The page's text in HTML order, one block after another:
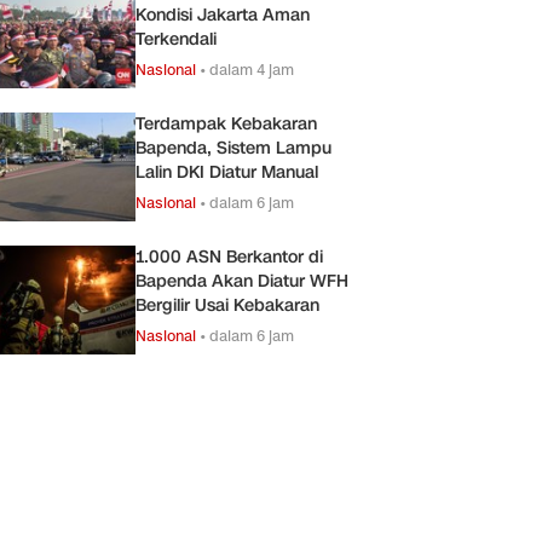
Kondisi Jakarta Aman
Terkendali
Nasional •dalam 4 jam
Terdampak Kebakaran
Bapenda, Sistem Lampu
Lalin DKI Diatur Manual
Nasional •dalam 6 jam
1.000 ASN Berkantor di
Bapenda Akan Diatur WFH
Bergilir Usai Kebakaran
Nasional •dalam 6 jam